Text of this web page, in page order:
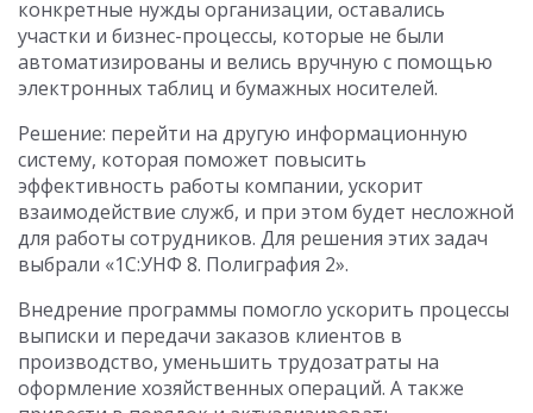
конкретные нужды организации, оставались
участки и бизнес-процессы, которые не были
автоматизированы и велись вручную с помощью
электронных таблиц и бумажных носителей.
Решение: перейти на другую информационную
систему, которая поможет повысить
эффективность работы компании, ускорит
взаимодействие служб, и при этом будет несложной
для работы сотрудников. Для решения этих задач
выбрали «1С:УНФ 8. Полиграфия 2».
Внедрение программы помогло ускорить процессы
выписки и передачи заказов клиентов в
производство, уменьшить трудозатраты на
оформление хозяйственных операций. А также